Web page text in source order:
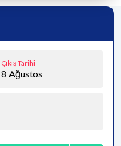
Çıkış Tarihi
8 Ağustos